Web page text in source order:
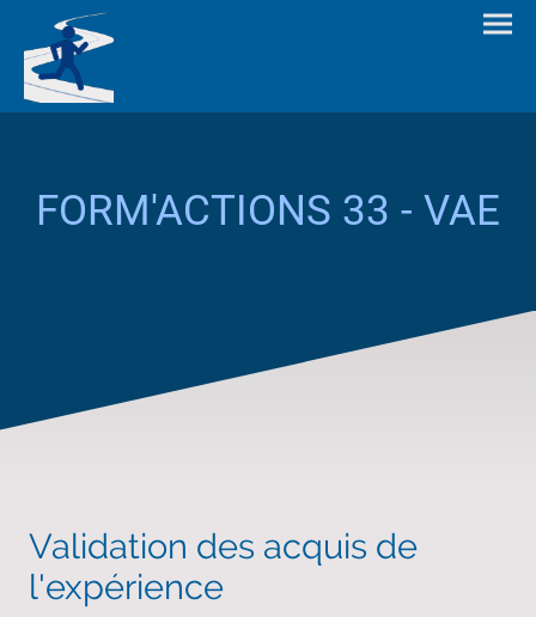
FORM'ACTIONS 33 - VAE
Validation des acquis de
l'expérience